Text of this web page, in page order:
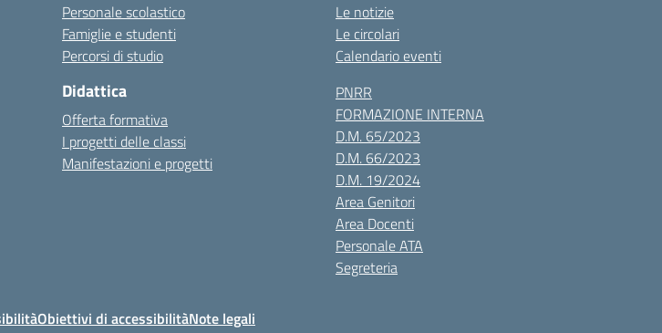
Personale scolastico
Famiglie e studenti
Percorsi di studio
Didattica
Offerta formativa
I progetti delle classi
Manifestazioni e progetti
Le notizie
Le circolari
Calendario eventi
PNRR
FORMAZIONE INTERNA
D.M. 65/2023
D.M. 66/2023
D.M. 19/2024
Area Genitori
Area Docenti
Personale ATA
Segreteria
Obiettivi di accessibilitàNote legali